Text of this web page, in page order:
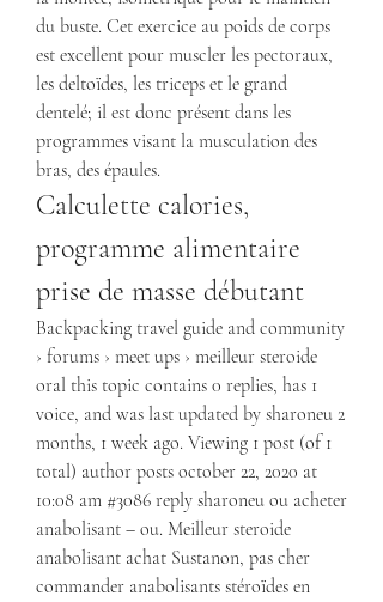
du buste. Cet exercice au poids de corps
est excellent pour muscler les pectoraux,
les deltoïdes, les triceps et le grand
dentelé; il est donc présent dans les
programmes visant la musculation des
bras, des épaules.
Calculette calories,
programme alimentaire
prise de masse débutant
Backpacking travel guide and community
› forums › meet ups › meilleur steroide
oral this topic contains 0 replies, has 1
voice, and was last updated by sharoneu 2
months, 1 week ago. Viewing 1 post (of 1
total) author posts october 22, 2020 at
10:08 am #3086 reply sharoneu ou acheter
anabolisant – ou. Meilleur steroide
anabolisant achat Sustanon, pas cher
commander anabolisants stéroïdes en